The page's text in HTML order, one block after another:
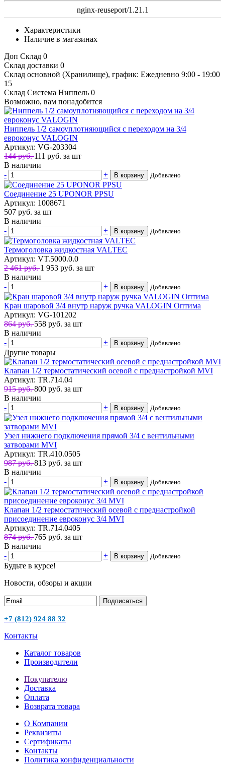
nginx-reuseport/1.21.1
Характеристики
Наличие в магазинах
Доп Склад 0
Склад доставки 0
Склад основной (Хранилище), график: Ежедневно 9:00 - 19:00
15
Склад Система Ниппель 0
Возможно, вам понадобится
Ниппель 1/2 самоуплотняющийся с переходом на 3/4
евроконус VALOGIN
Артикул: VG-203304
144 руб.111 руб. за шт
В наличии
-
+ В корзину Добавлено
Соединение 25 UPONOR PPSU
Артикул: 1008671
507 руб. за шт
В наличии
-
+ В корзину Добавлено
Термоголовка жидкостная VALTEC
Артикул: VT.5000.0.0
2 461 руб.1 953 руб. за шт
В наличии
-
+ В корзину Добавлено
Кран шаровой 3/4 внутр наруж ручка VALOGIN Оптима
Артикул: VG-101202
864 руб.558 руб. за шт
В наличии
-
+ В корзину Добавлено
Другие товары
Клапан 1/2 термостатический осевой с преднастройкой MVI
Артикул: TR.714.04
915 руб.800 руб. за шт
В наличии
-
+ В корзину Добавлено
Узел нижнего подключения прямой 3/4 с вентильными
затворами MVI
Артикул: TR.410.0505
987 руб.813 руб. за шт
В наличии
-
+ В корзину Добавлено
Клапан 1/2 термостатический осевой с преднастройкой
присоединение евроконус 3/4 MVI
Артикул: TR.714.0405
874 руб.765 руб. за шт
В наличии
-
+ В корзину Добавлено
Будьте в курсе!
Новости, обзоры и акции
Подписаться
+7 (812) 924 88 32
Контакты
Каталог товаров
Производители
Покупателю
Доставка
Оплата
Возврата товара
О Компании
Реквизиты
Сертификаты
Контакты
Политика конфиденциальности